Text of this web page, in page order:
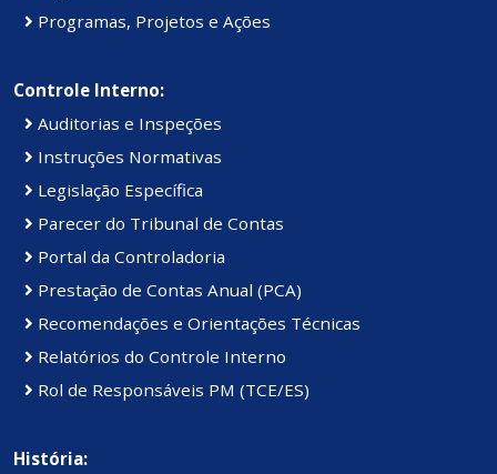
Programas, Projetos e Ações
Controle Interno:
Auditorias e Inspeções
Instruções Normativas
Legislação Específica
Parecer do Tribunal de Contas
Portal da Controladoria
Prestação de Contas Anual (PCA)
Recomendações e Orientações Técnicas
Relatórios do Controle Interno
Rol de Responsáveis PM (TCE/ES)
História: